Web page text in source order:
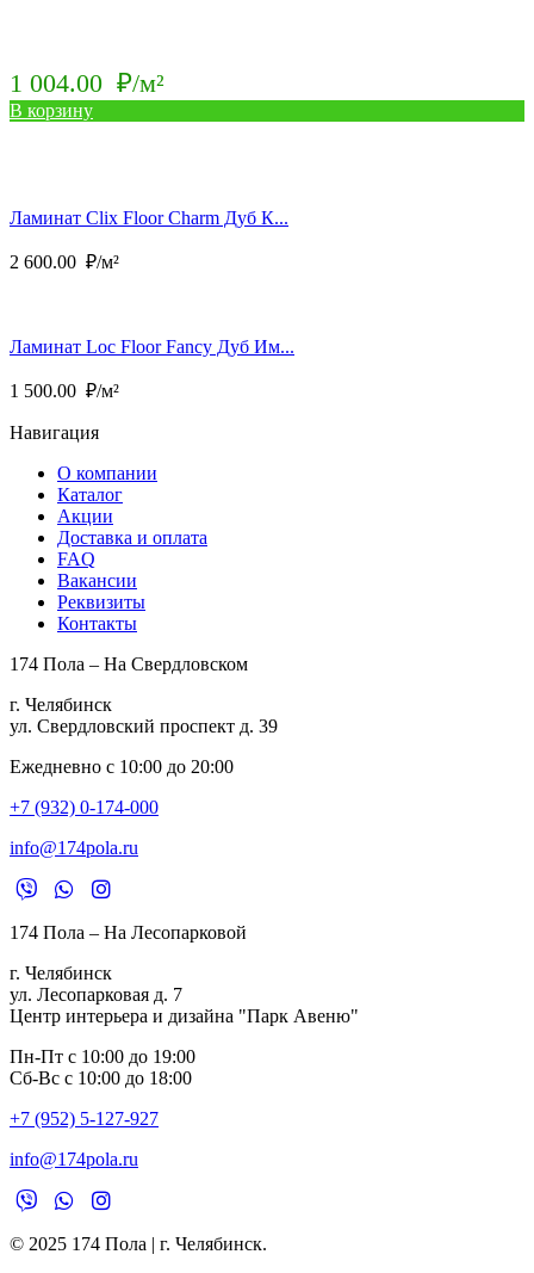
1 004.00 ₽/м²
В корзину
Ламинат Clix Floor Charm Дуб К...
2 600.00 ₽/м²
Ламинат Loc Floor Fancy Дуб Им...
1 500.00 ₽/м²
Навигация
О компании
Каталог
Акции
Доставка и оплата
FAQ
Вакансии
Реквизиты
Контакты
174 Пола – На Свердловском
г. Челябинск
ул. Свердловский проспект д. 39
Ежедневно с 10:00 до 20:00
+7 (932) 0-174-000
info@174pola.ru
174 Пола – На Лесопарковой
г. Челябинск
ул. Лесопарковая д. 7
Центр интерьера и дизайна "Парк Авеню"
Пн-Пт с 10:00 до 19:00
Сб-Вс с 10:00 до 18:00
+7 (952) 5-127-927
info@174pola.ru
© 2025 174 Пола | г. Челябинск.